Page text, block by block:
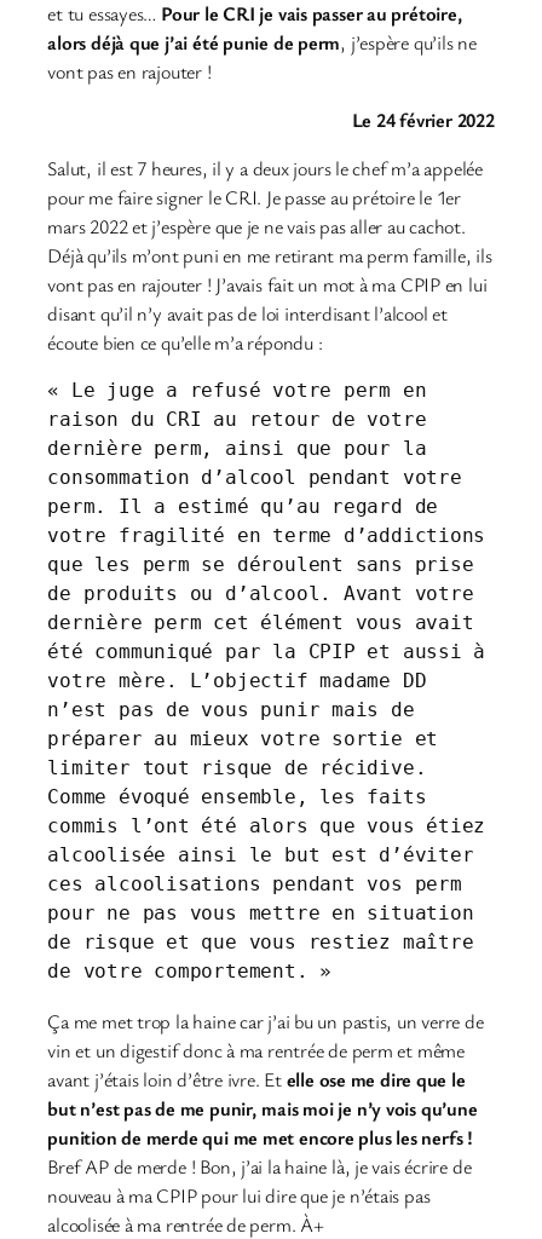
et tu essayes… Pour le CRI je vais passer au prétoire,
alors déjà que j’ai été punie de perm, j’espère qu’ils ne
vont pas en rajouter !
Le 24 février 2022
Salut, il est 7 heures, il y a deux jours le chef m’a appelée
pour me faire signer le CRI. Je passe au prétoire le 1er
mars 2022 et j’espère que je ne vais pas aller au cachot.
Déjà qu’ils m’ont puni en me retirant ma perm famille, ils
vont pas en rajouter ! J’avais fait un mot à ma CPIP en lui
disant qu’il n’y avait pas de loi interdisant l’alcool et
écoute bien ce qu’elle m’a répondu :
« Le juge a refusé votre perm en
raison du CRI au retour de votre
dernière perm, ainsi que pour la
consommation d’alcool pendant votre
perm. Il a estimé qu’au regard de
votre fragilité en terme d’addictions
que les perm se déroulent sans prise
de produits ou d’alcool. Avant votre
dernière perm cet élément vous avait
été communiqué par la CPIP et aussi à
votre mère. L’objectif madame DD
n’est pas de vous punir mais de
préparer au mieux votre sortie et
limiter tout risque de récidive.
Comme évoqué ensemble, les faits
commis l’ont été alors que vous étiez
alcoolisée ainsi le but est d’éviter
ces alcoolisations pendant vos perm
pour ne pas vous mettre en situation
de risque et que vous restiez maître
de votre comportement. »
Ça me met trop la haine car j’ai bu un pastis, un verre de
vin et un digestif donc à ma rentrée de perm et même
avant j’étais loin d’être ivre. Etelle ose me dire que le
but n’est pas de me punir, mais moi je n’y vois qu’une
punition de merde qui me met encore plus les nerfs !
Bref AP de merde ! Bon, j’ai la haine là, je vais écrire de
nouveau à ma CPIP pour lui dire que je n’étais pas
alcoolisée à ma rentrée de perm. À+